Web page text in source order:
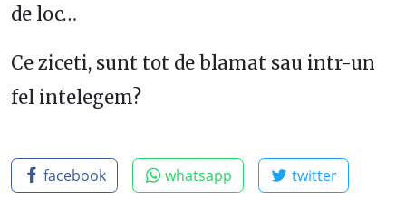
de loc…
Ce ziceti, sunt tot de blamat sau intr-un
fel intelegem?
facebook whatsapp twitter